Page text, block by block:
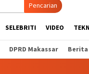
Pencarian
SELEBRITI VIDEO
DPRD Makassar Berita